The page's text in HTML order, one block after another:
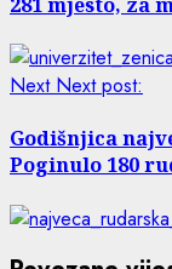
Next Next post:
Godišnjica
Poginulo 180